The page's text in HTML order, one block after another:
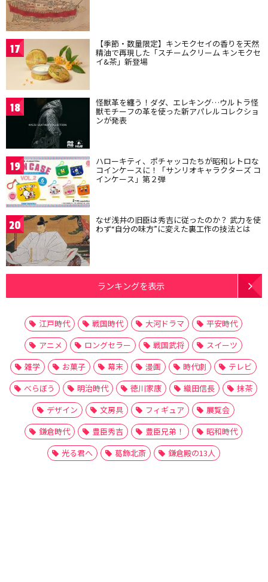
17 【季節・数量限定】キンモクセイの香りを天然
精油で再現した「スチームクリーム キンモクセ
イ&茶」新登場
18 怪獣革を纏う！ダダ、エレキング…ウルトラ怪
獣モチーフの革を使った新アパレルコレクショ
ンが発表
19 ハローキティ、ポチャッコたちが昭和レトロな
コインケースに！「サンリオキャラクターズ コ
インケース」第２弾
20 なぜ浅井の旧臣は秀吉に従ったのか？ 武力を使
わず“自分の味方”に変えた裏工作の技法とは
ランキングを表示
江戸時代 戦国時代 大河ドラマ
平安時代
アニメ
ロングセラー 戦国武将
スイーツ
雑学
お菓子 幕末 漫画 時代劇
テレビ
べらぼう
明治時代 徳川家康 織田信長
抹茶
デザイン
文房具 フィギュア
展覧会
鎌倉時代
豊臣秀吉 豊臣兄弟！
昭和時代
光る君へ
葛飾北斎 鎌倉殿の13人